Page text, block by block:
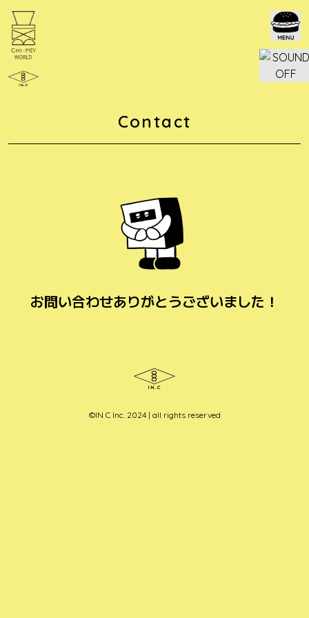
Skip
content
Contact
お問い合わせありがとうございました！
©︎IN C Inc. 2024 | all rights reserved